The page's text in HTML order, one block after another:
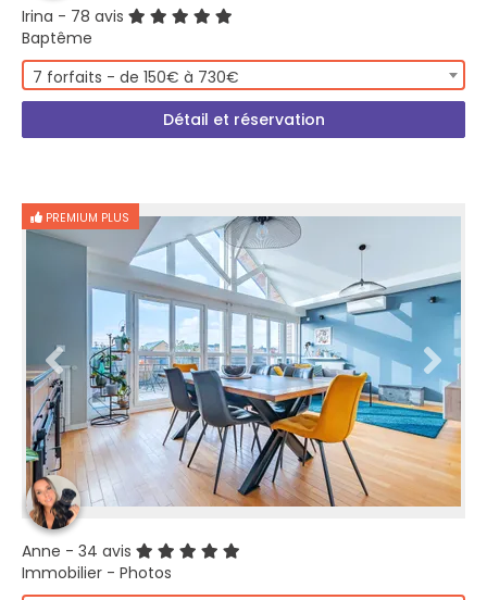
Irina - 78 avis
Baptême
7 forfaits - de 150€ à 730€
Détail et réservation
PREMIUM PLUS
Anne - 34 avis
Immobilier - Photos